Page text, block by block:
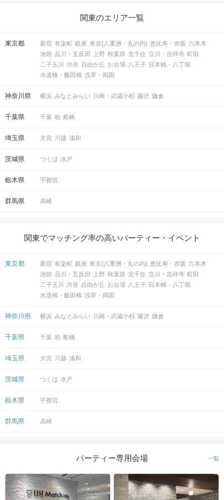
関東のエリア一覧
東京都 新宿 有楽町 銀座 東京(八重洲・丸の内) 恵比寿・赤坂 六本木
池袋 品川・五反田 上野 秋葉原 北千住 立川・吉祥寺 町田
二子玉川
渋谷 自由が丘 お台場 八王子 日本橋・八丁堀
水道橋・飯田橋 浅草・両国
神奈川県 横浜 みなとみらい 川崎・武蔵小杉 藤沢 鎌倉
千葉県 千葉 柏 船橋
埼玉県 大宮 川越 浦和
茨城県 つくば 水戸
栃木県 宇都宮
群馬県 高崎
関東でマッチング率の高いパーティー・イベント
東京都 新宿 有楽町 銀座 東京(八重洲・丸の内) 恵比寿・赤坂 六本木
池袋 品川・五反田 上野 秋葉原 北千住 立川・吉祥寺 町田
二子玉川
渋谷 自由が丘 お台場 八王子 日本橋・八丁堀
水道橋・飯田橋 浅草・両国
神奈川県 横浜 みなとみらい 川崎・武蔵小杉 藤沢 鎌倉
千葉県 千葉 柏 船橋
埼玉県 大宮 川越 浦和
茨城県 つくば 水戸
栃木県 宇都宮
群馬県 高崎
パーティー専用会場 一覧